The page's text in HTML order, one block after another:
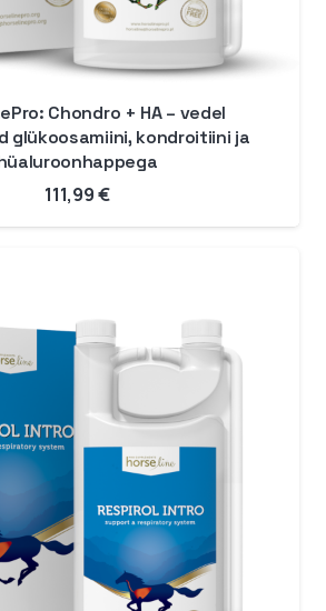
Chondro + HA – vedel
glükoosamiini, kondroitiini ja
111,99€